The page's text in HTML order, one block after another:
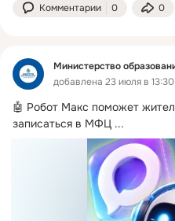
Комментарии 0 0
Министерство
добавлена 23 июля в 13:30
🤖 Робот Макс поможет
записаться в МФЦ ...